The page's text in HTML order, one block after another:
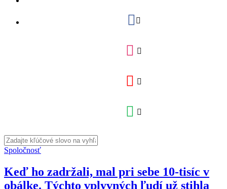
Spoločnosť
Keď ho zadržali, mal pri sebe 10-tisíc v
obálke. Týchto vplyvných ľudí už stihla